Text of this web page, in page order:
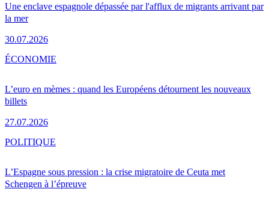
Une enclave espagnole dépassée par l'afflux de migrants arrivant par
la mer
30.07.2026
L’euro en mèmes : quand les Européens détournent les nouveaux
billets
27.07.2026
ÉCONOMIE
L’Espagne sous pression : la crise migratoire de Ceuta met
Schengen à l’épreuve
POLITIQUE